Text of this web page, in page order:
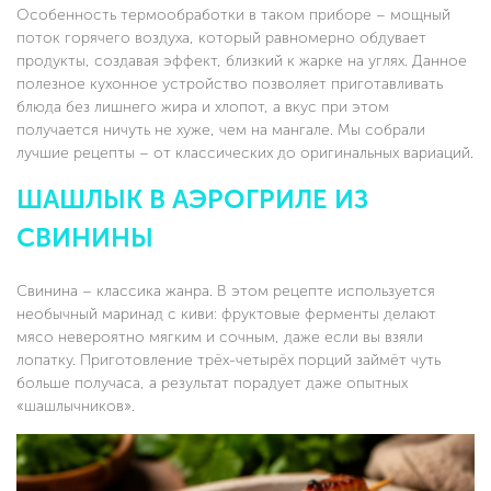
Особенность термообработки в таком приборе – мощный
поток горячего воздуха, который равномерно обдувает
продукты, создавая эффект, близкий к жарке на углях. Данное
полезное кухонное устройство позволяет приготавливать
блюда без лишнего жира и хлопот, а вкус при этом
получается ничуть не хуже, чем на мангале. Мы собрали
лучшие рецепты – от классических до оригинальных вариаций.
ШАШЛЫК В АЭРОГРИЛЕ ИЗ
СВИНИНЫ
Свинина – классика жанра. В этом рецепте используется
необычный маринад с киви: фруктовые ферменты делают
мясо невероятно мягким и сочным, даже если вы взяли
лопатку. Приготовление трёх-четырёх порций займёт чуть
больше получаса, а результат порадует даже опытных
«шашлычников».